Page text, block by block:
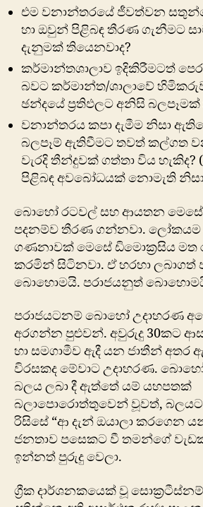
එම වනාන්තරයේ ජීවත්වන
හා ඔවුන් පිළිබඳ තීරණ ගැනීමට
දැනුමක් තියෙනවාද?
කර්මාන්තශාලාව ඉදිකිරීමටත් පෙර
බවට කර්මාන්ත/ශාලාවේ
ඡන්දයේ ප්‍රතිඵලට අනිසි බලපෑමක්
වනාන්තරය කපා දැමීම නිසා
බලපෑම් ඇතිවීමට තවත් කල්ගත
වැරදි තීන්දුවක් ගත්තා විය හැකිද?
පිළිබඳ අවබෝධයක් නොමැති
බොහෝ රටවල් සහ ආයතන
පදනම්ව තීරණ ගන්නවා. ලෝකයම
ගණනාවක් මෙසේ ඩිමොක්‍රසිය මත
කරමින් සිටිනවා. ඒ හරහා ලබාගත්
බොහොමයි. පරාජයනුත්
පරාජයටනම් බොහෝ උදාහරණ
අරගන්න පුළුවන්. අවුරුදු 30කට
හා සමගාමීව ඇදී යන ජාතීන් අතර
විරසකද මේවාට උදාහරණ.
බලය ලබා දී ඇත්තේ යම් යහපතක්
බලාපොරොත්තුවෙන් වූවත්, බලයට
රිසිසේ “ආ දැන් ඔයාලා කරගෙන
ජනතාව පසෙකට වී තමන්ගේ
ඉන්නත් පුරුදු වෙලා.
ග්‍රීක දාර්ශනකයෙක් වූ